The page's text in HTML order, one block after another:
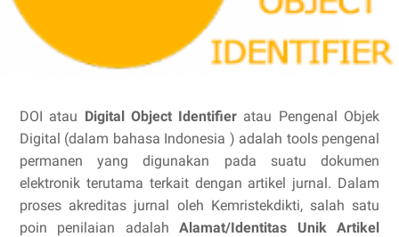
DOI atau Digital Object Identifier atau Pengenal Objek
Digital (dalam bahasa Indonesia ) adalah tools pengenal
permanen yang digunakan pada suatu dokumen
elektronik terutama terkait dengan artikel jurnal. Dalam
proses akreditas jurnal oleh Kemristekdikti, salah satu
poin penilaian adalahAlamat/Identitas Unik
Artikel